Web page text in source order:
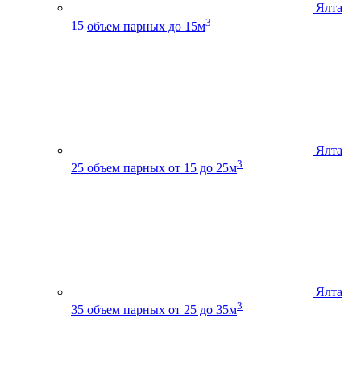
Ялта
15 объем парных до 15м3
Ялта
25 объем парных от 15 до 25м3
Ялта
35 объем парных от 25 до 35м3